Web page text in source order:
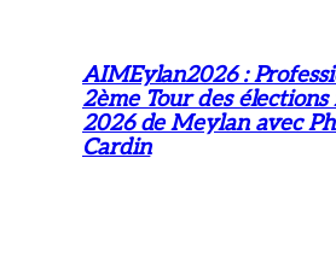
AIMEylan2026 :
2ème Tour des
2026 de Meylan avec
Cardin